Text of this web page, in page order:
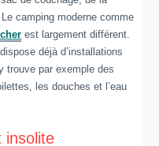
camping moderne comme
est largement différent.
dispose déjà d’installations
trouve par exemple des
les douches et l’eau
insolite